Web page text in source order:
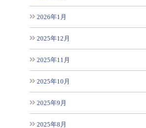
2026年1月
2025年12月
2025年11月
2025年10月
2025年9月
2025年8月